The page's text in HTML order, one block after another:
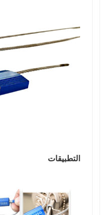
التطبيقات